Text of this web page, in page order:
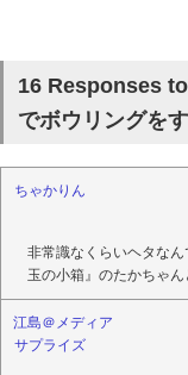
16 Responses
でボウリングを
ちゃかりん
非常識なくらいヘタな
玉の小箱』のたかちゃ
江島＠メディア
サプライズ